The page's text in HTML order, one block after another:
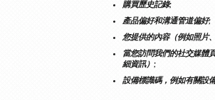
購買歷史記錄;
產品偏好和溝通管道偏好;
您提供的內容（例如照片
當您訪問我們的社交媒體
細資訊）;
設備標識碼，例如有關設